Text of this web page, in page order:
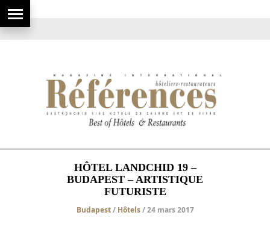
HÔTEL LANDCHID 19 –
BUDAPEST – ARTISTIQUE
FUTURISTE
Budapest/ Hôtels/ 24 mars 2017